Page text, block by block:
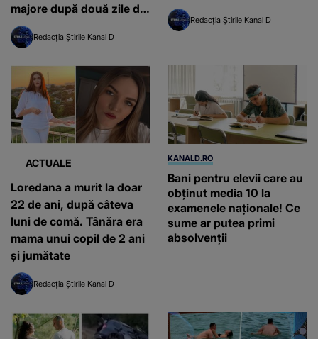
majore după două zile de
furtuni: ”Nu mai am
nimic”Redacția Știrile Kanal D
Redacția Știrile Kanal D
ACTUALE
Loredana a murit la doar
22 de ani, după câteva
luni de comă. Tânăra era
mama unui copil de 2 ani
și jumătate
Redacția Știrile Kanal D
KANALD.RO
Bani pentru elevii care au
obținut media 10 la
examenele naționale! Ce
sume ar putea primi
absolvenții